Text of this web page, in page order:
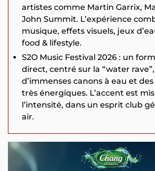
artistes comme Martin Garrix,
John Summit. L’expérience
musique, effets visuels, jeux
food & lifestyle.
S2O Music Festival 2026 : un
direct, centré sur la “water
d’immenses canons à eau et des
très énergiques. L’accent est
l’intensité, dans un esprit club
air.